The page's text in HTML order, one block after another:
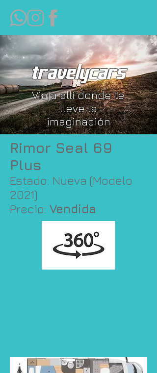
travelycars
Viaja allí donde te
lleve la
imaginación
Rimor Seal 69
Plus
Estado: Nueva (Modelo
2021)
Precio: Vendida